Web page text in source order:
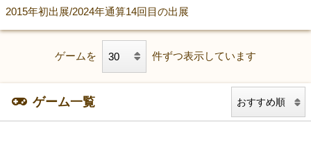
2015年初出展/2024年通算14回目の出展
ゲームを 件ずつ表示しています
ゲーム一覧